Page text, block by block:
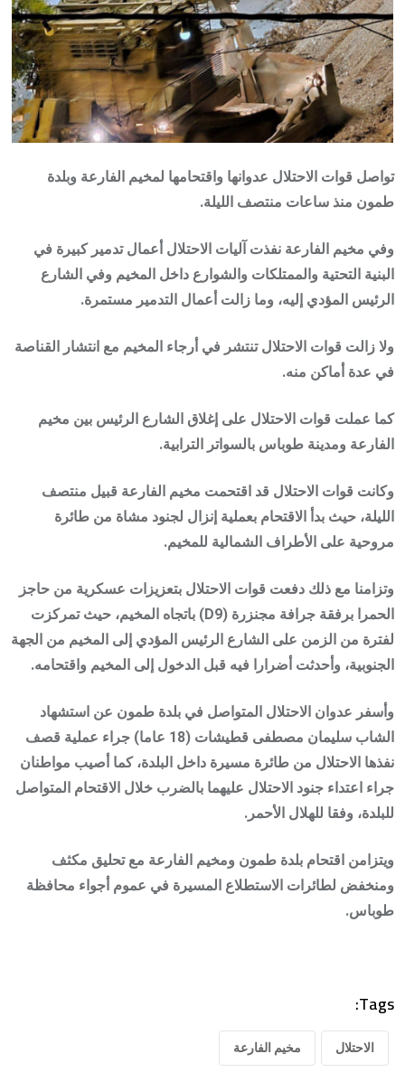
تواصل قوات الاحتلال عدوانها واقتحامها لمخيم الفارعة وبلدة
طمون منذ ساعات منتصف الليلة.
وفي مخيم الفارعة نفذت آليات الاحتلال أعمال تدمير كبيرة في
البنية التحتية والممتلكات والشوارع داخل المخيم وفي الشارع
الرئيس المؤدي إليه، وما زالت أعمال التدمير مستمرة.
ولا زالت قوات الاحتلال تنتشر في أرجاء المخيم مع انتشار القناصة
في عدة أماكن منه.
كما عملت قوات الاحتلال على إغلاق الشارع الرئيس بين مخيم
الفارعة ومدينة طوباس بالسواتر الترابية.
وكانت قوات الاحتلال قد اقتحمت مخيم الفارعة قبيل منتصف
الليلة، حيث بدأ الاقتحام بعملية إنزال لجنود مشاة من طائرة
مروحية على الأطراف الشمالية للمخيم.
وتزامنا مع ذلك دفعت قوات الاحتلال بتعزيزات عسكرية من حاجز
الحمرا برفقة جرافة مجنزرة (D9) باتجاه المخيم، حيث تمركزت
لفترة من الزمن على الشارع الرئيس المؤدي إلى المخيم من الجهة
الجنوبية، وأحدثت أضرارا فيه قبل الدخول إلى المخيم واقتحامه.
وأسفر عدوان الاحتلال المتواصل في بلدة طمون عن استشهاد
الشاب سليمان مصطفى قطيشات (18 عاما) جراء عملية قصف
نفذها الاحتلال من طائرة مسيرة داخل البلدة، كما أصيب مواطنان
جراء اعتداء جنود الاحتلال عليهما بالضرب خلال الاقتحام المتواصل
للبلدة، وفقا للهلال الأحمر.
ويتزامن اقتحام بلدة طمون ومخيم الفارعة مع تحليق مكثف
ومنخفض لطائرات الاستطلاع المسيرة في عموم أجواء محافظة
طوباس.
Tags:
الاحتلال مخيم الفارعة